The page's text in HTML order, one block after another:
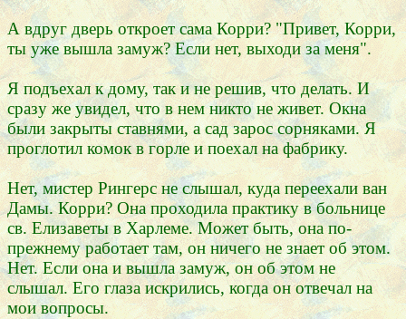
А вдруг дверь откроет сама Корри? "Привет, Корри,
ты уже вышла замуж? Если нет, выходи за меня".
Я подъехал к дому, так и не решив, что делать. И
сразу же увидел, что в нем никто не живет. Окна
были закрыты ставнями, а сад зарос сорняками. Я
проглотил комок в горле и поехал на фабрику.
Нет, мистер Рингерс не слышал, куда переехали ван
Дамы. Корри? Она проходила практику в больнице
св. Елизаветы в Харлеме. Может быть, она по-
прежнему работает там, он ничего не знает об этом.
Нет. Если она и вышла замуж, он об этом не
слышал. Его глаза искрились, когда он отвечал на
мои вопросы.